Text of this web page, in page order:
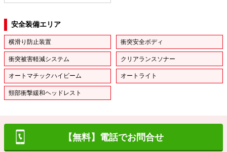
安全装備エリア
横滑り防止装置 衝突安全ボディ
衝突被害軽減システム クリアランスソナー
オートマチックハイビーム オートライト
頸部衝撃緩和ヘッドレスト
【無料】電話でお問合せ